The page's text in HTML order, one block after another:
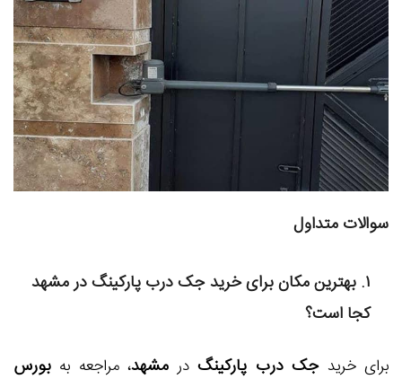
سوالات متداول
۱. بهترین مکان برای خرید جک درب پارکینگ در مشهد
کجا است؟
برای خریدجک درب پارکینگدر مشهد، مراجعه به بورس